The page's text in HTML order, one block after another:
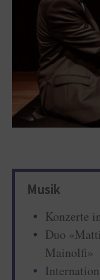
Musik
Konzerte
Duo
Mainolfi»